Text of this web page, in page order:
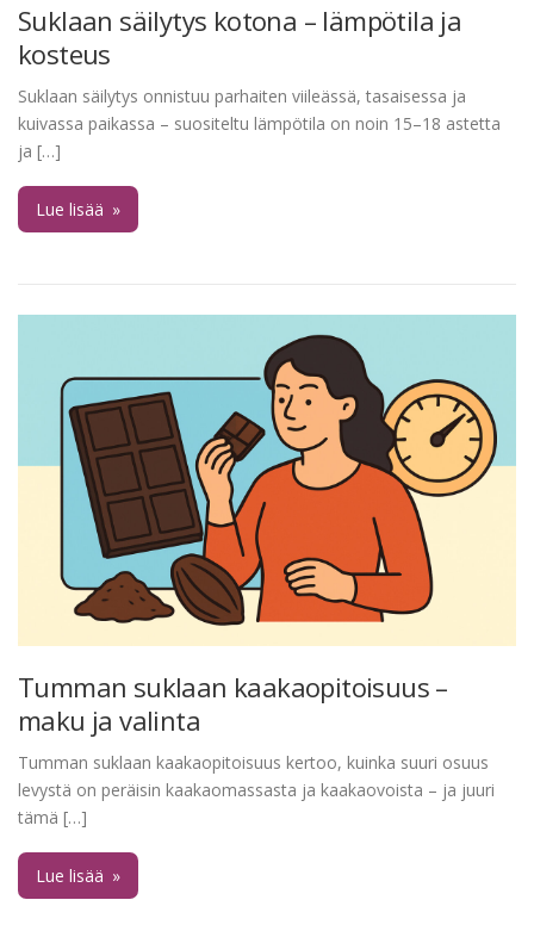
Suklaan säilytys kotona – lämpötila ja
kosteus
Suklaan säilytys onnistuu parhaiten viileässä, tasaisessa ja
kuivassa paikassa – suositeltu lämpötila on noin 15–18 astetta
ja […]
Lue lisää »
Tumman suklaan kaakaopitoisuus –
maku ja valinta
Tumman suklaan kaakaopitoisuus kertoo, kuinka suuri osuus
levystä on peräisin kaakaomassasta ja kaakaovoista – ja juuri
tämä […]
Lue lisää »